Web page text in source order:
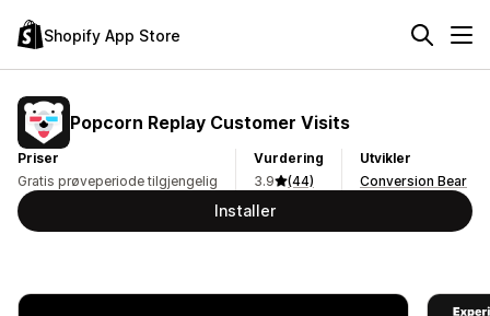
Shopify App Store
Popcorn Replay Customer Visits
Priser
Gratis prøveperiode tilgjengelig
Vurdering
3.9
(44)
Utvikler
Conversion Bear
Installer